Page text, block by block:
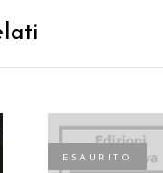
ESAURITO